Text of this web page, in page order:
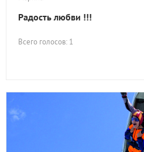
Радость любви !!!
Всего голосов: 1